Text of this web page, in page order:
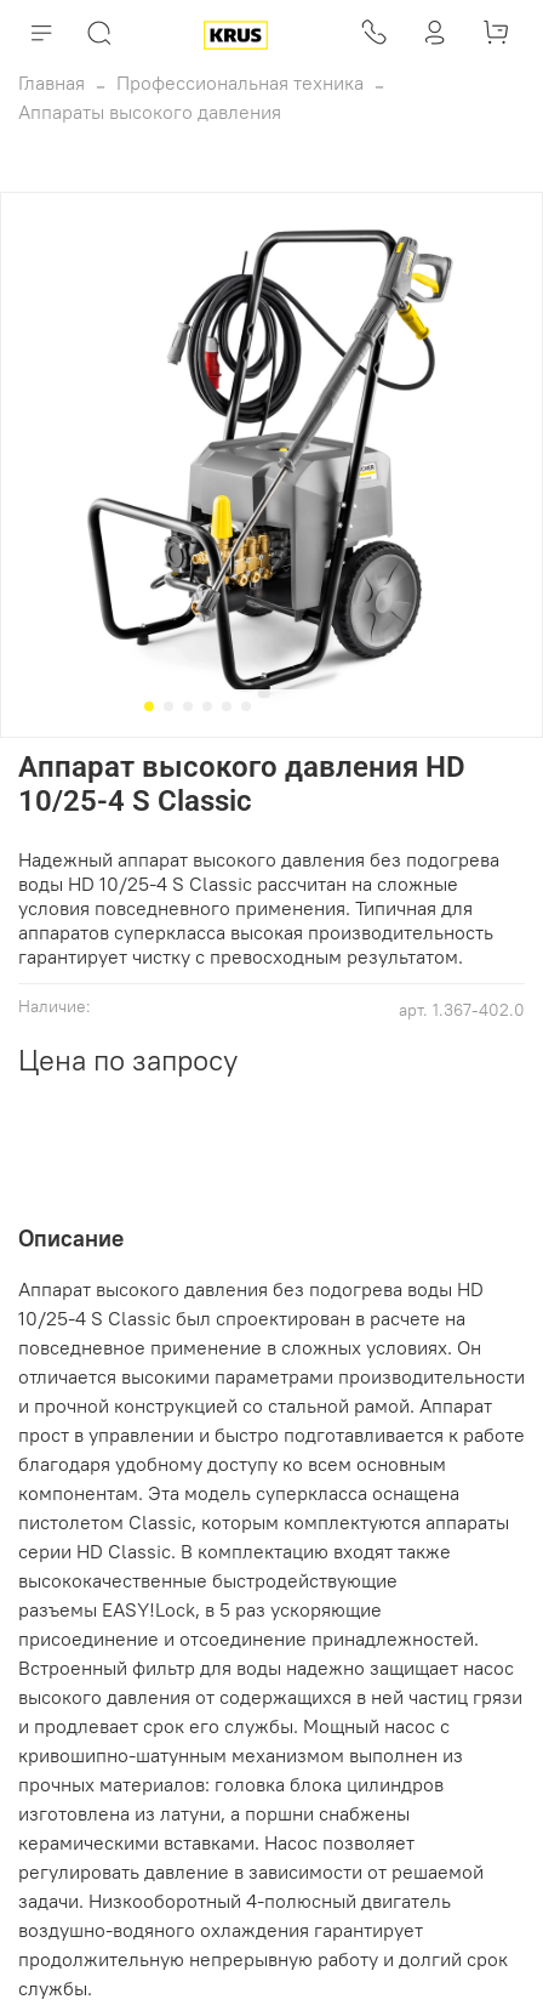
Главная
Профессиональная техника
Аппараты высокого давления
арт. 1.367-402.0
Наличие:
Аппарат высокого давления HD
10/25-4 S Classic
Цена по запросу
Надежный аппарат высокого давления без подогрева
воды HD 10/25-4 S Classic рассчитан на сложные
условия повседневного применения. Типичная для
аппаратов суперкласса высокая производительность
гарантирует чистку с превосходным результатом.
Описание
Аппарат высокого давления без подогрева воды HD
10/25-4 S Classic был спроектирован в расчете на
повседневное применение в сложных условиях. Он
отличается высокими параметрами производительности
и прочной конструкцией со стальной рамой. Аппарат
прост в управлении и быстро подготавливается к работе
благодаря удобному доступу ко всем основным
компонентам. Эта модель суперкласса оснащена
пистолетом Classic, которым комплектуются аппараты
серии HD Classic. В комплектацию входят также
высококачественные быстродействующие
разъемы EASY!Lock, в 5 раз ускоряющие
присоединение и отсоединение принадлежностей.
Встроенный фильтр для воды надежно защищает насос
высокого давления от содержащихся в ней частиц грязи
и продлевает срок его службы. Мощный насос с
кривошипно-шатунным механизмом выполнен из
прочных материалов: головка блока цилиндров
изготовлена из латуни, а поршни снабжены
керамическими вставками. Насос позволяет
регулировать давление в зависимости от решаемой
задачи. Низкооборотный 4-полюсный двигатель
воздушно-водяного охлаждения гарантирует
продолжительную непрерывную работу и долгий срок
службы.